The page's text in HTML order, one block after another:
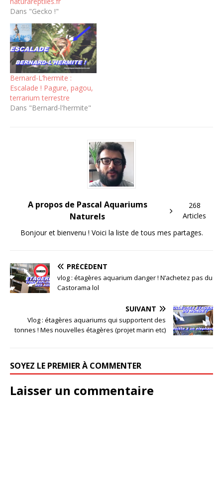
Dans "Gecko !"
Bernard-L’hermite :
Escalade ! Pagure, pagou,
terrarium terrestre
Dans "Bernard-l'hermite"
A propos de Pascal Aquariums
Naturels
268
Articles
Bonjour et bienvenu ! Voici la liste de tous mes partages.
PRÉCÉDENT
vlog : étagères aquarium danger ! N’achetez pas du
Castorama lol
SUIVANT
Vlog : étagères aquariums qui supportent des
tonnes ! Mes nouvelles étagères (projet marin etc)
SOYEZ LE PREMIER À COMMENTER
Laisser un commentaire